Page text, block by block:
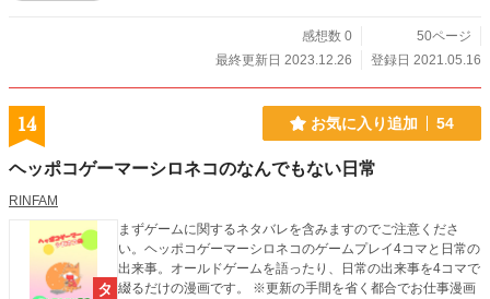
感想数 0
50ページ
最終更新日 2023.12.26
登録日 2021.05.16
14 お気に入り追加 54
ヘッポコゲーマーシロネコのなんでもない日常
RINFAM
まずゲームに関するネタバレを含みますのでご注意くださ
い。ヘッポコゲーマーシロネコのゲームプレイ4コマと日常の
出来事。オールドゲームを語ったり、日常の出来事を4コマで
綴るだけの漫画です。 ※更新の手間を省く都合でお仕事漫画